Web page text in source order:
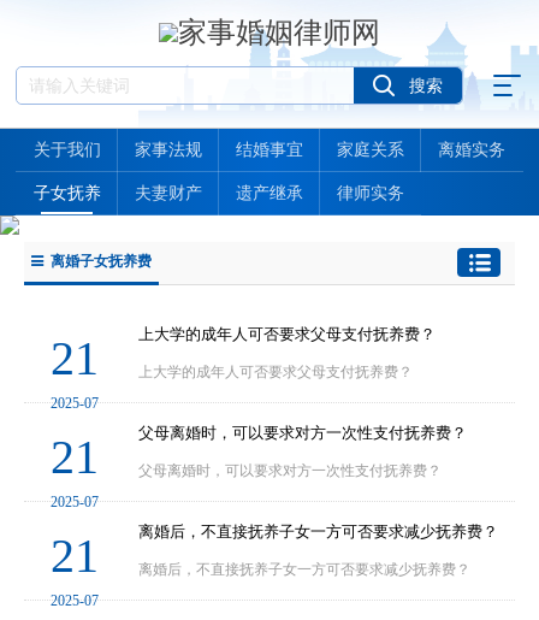
关于我们 家事法规 结婚事宜 家庭关系 离婚实务
子女抚养 夫妻财产 遗产继承 律师实务
离婚子女抚养费
21
2025-07
上大学的成年人可否要求父母支付抚养费？
上大学的成年人可否要求父母支付抚养费？
21
2025-07
父母离婚时，可以要求对方一次性支付抚养费？
父母离婚时，可以要求对方一次性支付抚养费？
21
2025-07
离婚后，不直接抚养子女一方可否要求减少抚养费？
离婚后，不直接抚养子女一方可否要求减少抚养费？